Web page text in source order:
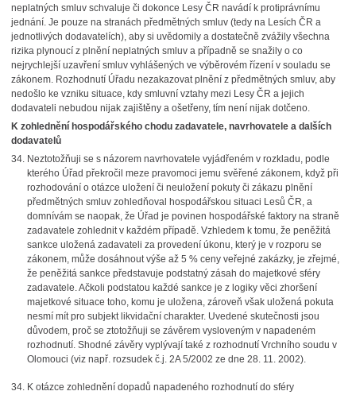
neplatných smluv schvaluje či dokonce Lesy ČR navádí k protiprávnímu
jednání. Je pouze na stranách předmětných smluv (tedy na Lesích ČR a
jednotlivých dodavatelích), aby si uvědomily a dostatečně zvážily všechna
rizika plynoucí z plnění neplatných smluv a případně se snažily o co
nejrychlejší uzavření smluv vyhlášených ve výběrovém řízení v souladu se
zákonem. Rozhodnutí Úřadu nezakazovat plnění z předmětných smluv, aby
nedošlo ke vzniku situace, kdy smluvní vztahy mezi Lesy ČR a jejich
dodavateli nebudou nijak zajištěny a ošetřeny, tím není nijak dotčeno.
K zohlednění hospodářského chodu zadavatele, navrhovatele a dalších
dodavatelů
Neztotožňuji se s názorem navrhovatele vyjádřeném v rozkladu, podle
kterého Úřad překročil meze pravomoci jemu svěřené zákonem, když při
rozhodování o otázce uložení či neuložení pokuty či zákazu plnění
předmětných smluv zohledňoval hospodářskou situaci Lesů ČR, a
domnívám se naopak, že Úřad je povinen hospodářské faktory na straně
zadavatele zohlednit v každém případě. Vzhledem k tomu, že peněžitá
sankce uložená zadavateli za provedení úkonu, který je v rozporu se
zákonem, může dosáhnout výše až 5 % ceny veřejné zakázky, je zřejmé,
že peněžitá sankce představuje podstatný zásah do majetkové sféry
zadavatele. Ačkoli podstatou každé sankce je z logiky věci zhoršení
majetkové situace toho, komu je uložena, zároveň však uložená pokuta
nesmí mít pro subjekt likvidační charakter. Uvedené skutečnosti jsou
důvodem, proč se ztotožňuji se závěrem vysloveným v napadeném
rozhodnutí. Shodné závěry vyplývají také z rozhodnutí Vrchního soudu v
Olomouci (viz např. rozsudek č.j. 2A 5/2002 ze dne 28. 11. 2002).
K otázce zohlednění dopadů napadeného rozhodnutí do sféry